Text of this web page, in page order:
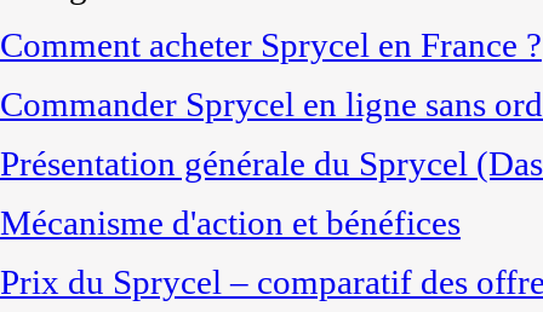
Comment acheter Sprycel en France ?
Commander Sprycel en ligne sans
Présentation générale du Sprycel
Mécanisme d'action et bénéfices
Prix du Sprycel – comparatif des